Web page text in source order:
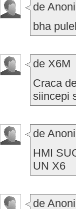
de
bha
de X6M
Craca
siincepi
de
HMI
UN X6
de